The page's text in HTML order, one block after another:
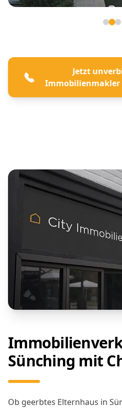
Jetzt
Immobilienmakler
Sünching mit
Ob geerbtes Elternhaus in